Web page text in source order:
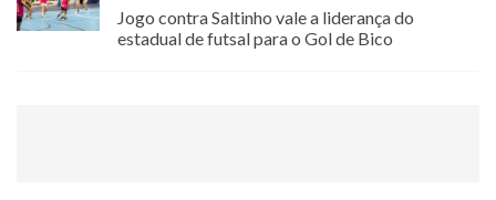
Jogo contra Saltinho vale a liderança do
estadual de futsal para o Gol de Bico